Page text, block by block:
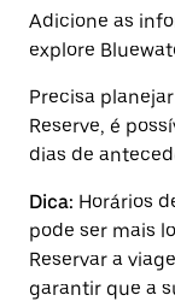
Adicione as
explore
Precisa
Reserve, é
dias de
Dica: Horários
pode ser mais
Reservar a
garantir que a